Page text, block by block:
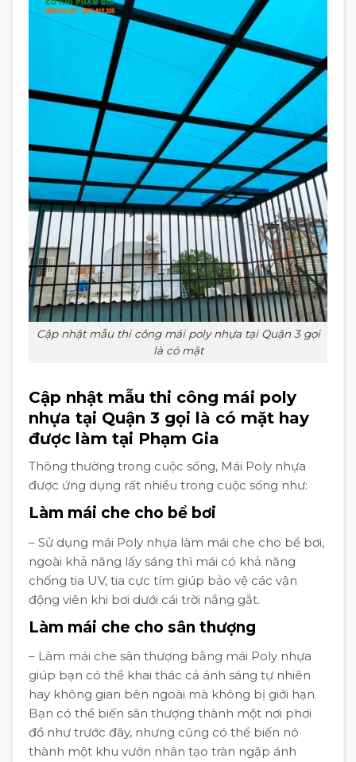
Cập nhật mẫu thi công mái poly nhựa tại Quận 3 gọi
là có mặt
Cập nhật mẫu thi công mái poly
nhựa tại Quận 3 gọi là có mặt hay
được làm tại Phạm Gia
Thông thường trong cuộc sống, Mái Poly nhựa
được ứng dụng rất nhiều trong cuộc sống như:
Làm mái che cho bể bơi
– Sử dụng mái Poly nhựa làm mái che cho bể bơi,
ngoài khả năng lấy sáng thì mái có khả năng
chống tia UV, tia cực tím giúp bảo vệ các vận
động viên khi bơi dưới cái trời nắng gắt.
Làm mái che cho sân thượng
– Làm mái che sân thượng bằng mái Poly nhựa
giúp bạn có thể khai thác cả ánh sáng tự nhiên
hay không gian bên ngoài mà không bị giới hạn.
Bạn có thể biến sân thượng thành một nơi phơi
đồ như trước đây, nhưng cũng có thể biến nó
thành một khu vườn nhân tạo tràn ngập ánh